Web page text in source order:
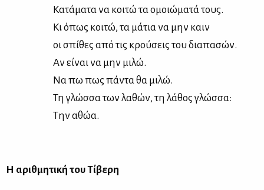
Κα­τά­μα­τα να κοι­τώ τα ομοιώ­μα­τά τους.
Κι όπως κοι­τώ, τα μά­τια να μην καιν
οι σπί­θες από τις κρού­σεις του δια­πα­σών.
Αν εί­ναι να μην μι­λώ.
Να πω πως πά­ντα θα μι­λώ.
Τη γλώσ­σα των λα­θών, τη λά­θος γλώσ­σα:
Tην αθώα.
Η αριθ­μη­τι­κή του Τί­βε­ρη